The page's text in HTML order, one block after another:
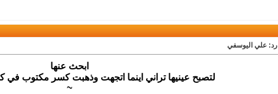
رد: علي اليوسفي
ابحث عنها
لتصبح عينيها تراني اينما اتجهت وذهبت كسر مكتوب في
~